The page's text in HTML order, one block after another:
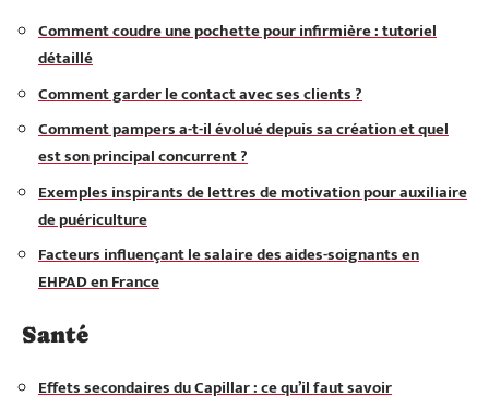
Comment coudre une pochette pour infirmière : tutoriel
détaillé
Comment garder le contact avec ses clients ?
Comment pampers a-t-il évolué depuis sa création et quel
est son principal concurrent ?
Exemples inspirants de lettres de motivation pour auxiliaire
de puériculture
Facteurs influençant le salaire des aides-soignants en
EHPAD en France
Santé
Effets secondaires du Capillar : ce qu’il faut savoir